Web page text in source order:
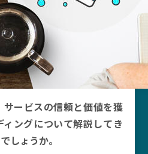
ービスの信頼と価値を獲
ングについて解説してき
しょうか。